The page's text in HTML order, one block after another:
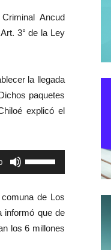
Ancud
3° de la Ley
la llegada
paquetes
explicó el
las
de
flecha
arriba/abajo
de Los
informó que de
los 6 millones